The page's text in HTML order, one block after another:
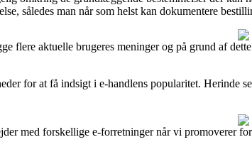
således man når som helst kan dokumentere
flere aktuelle brugeres meninger og på grund af
for at få indsigt i e-handlens popularitet. Herinde
med forskellige e-forretninger når vi promoverer